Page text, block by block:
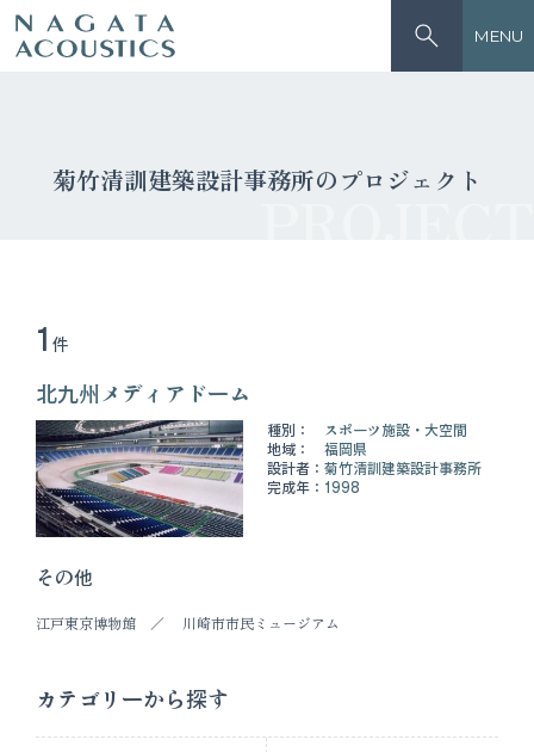
MENU
菊竹清訓建築設計事務所のプロジェクト
PROJECT
1 件
北九州メディアドーム
種別：
スポーツ施設・大空間
地域：
福岡県
設計者： 菊竹清訓建築設計事務所
完成年： 1998
その他
江戸東京博物館 川崎市市民ミュージアム
カテゴリーから探す